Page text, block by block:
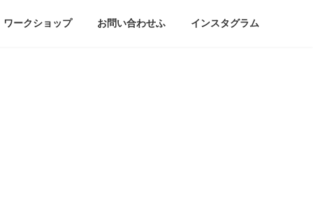
ワークショップ お問い合わせふ インスタグラム